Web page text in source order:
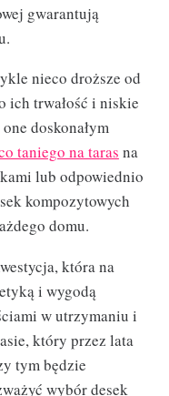
gwarantują
nieco droższe od
ich trwałość i niskie
doskonałym
taniego na taras na
lub odpowiednio
kompozytowych
domu.
która na
i wygodą
w utrzymaniu i
który przez lata
tym będzie
wybór desek